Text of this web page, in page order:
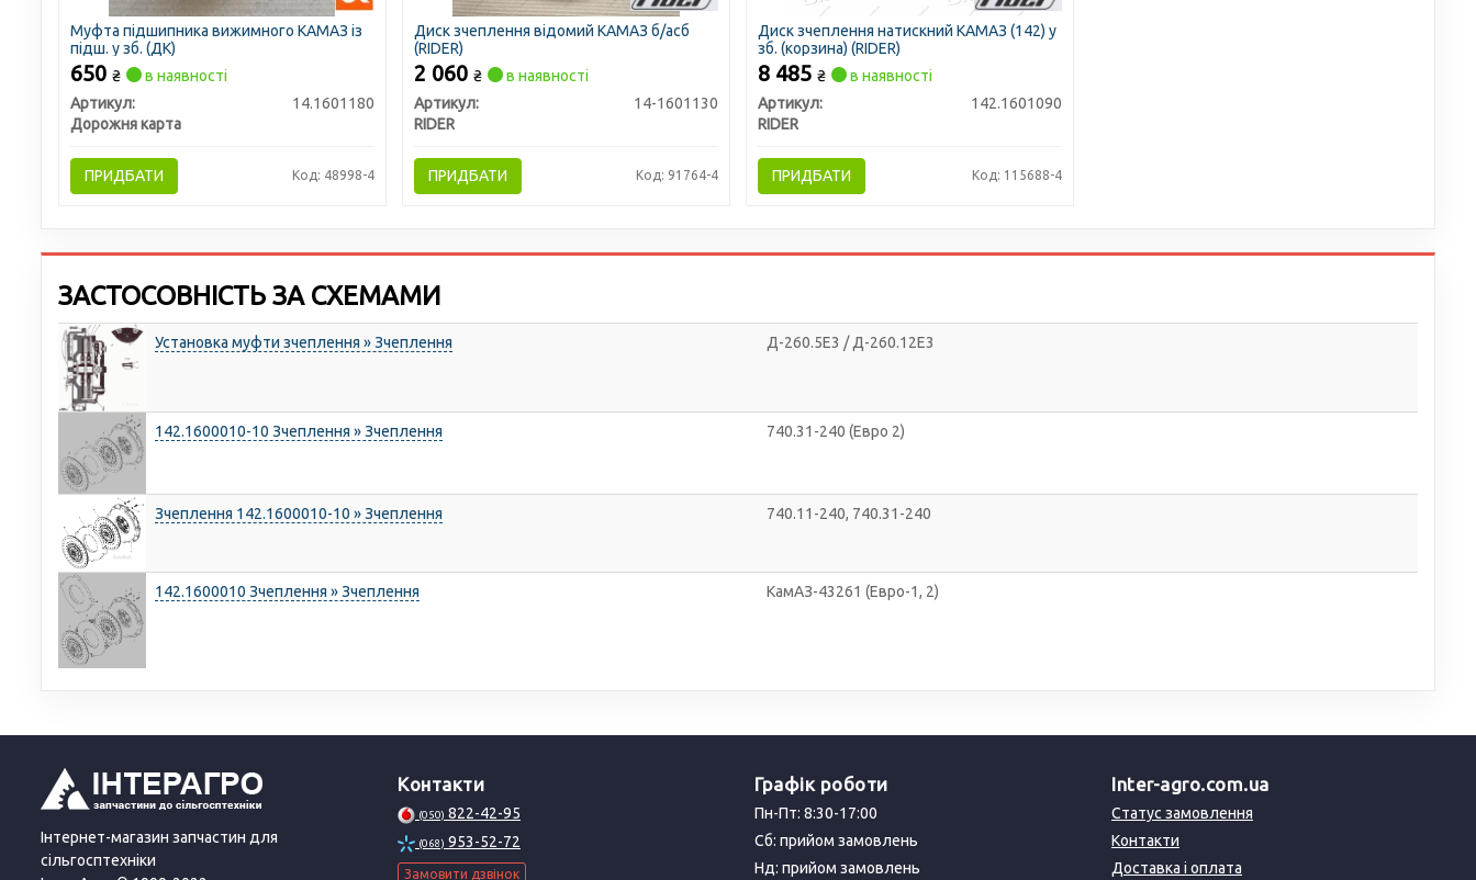
Муфта підшипника вижимного КАМАЗ із
підш. у зб. (ДК)
650 ₴
в наявності
Артикул:
14.1601180
Дорожня карта
ПРИДБАТИ Код: 48998-4
Диск зчеплення відомий КАМАЗ б/асб
(RIDER)
2 060 ₴
в наявності
Артикул:
14-1601130
RIDER
ПРИДБАТИ Код: 91764-4
Диск зчеплення натискний КАМАЗ (142) у
зб. (корзина) (RIDER)
8 485 ₴
в наявності
Артикул:
142.1601090
RIDER
ПРИДБАТИ Код: 115688-4
ЗАСТОСОВНІСТЬ ЗА СХЕМАМИ
Установка муфти зчеплення » Зчеплення Д-260.5Е3 / Д-260.12Е3
142.1600010-10 Зчеплення » Зчеплення 740.31-240 (Евро 2)
Зчеплення 142.1600010-10 » Зчеплення 740.11-240, 740.31-240
142.1600010 Зчеплення » Зчеплення КамАЗ-43261 (Евро-1, 2)
Інтернет-магазин запчастин для
сільгосптехніки
Контакти
(050) 822-42-95
(068) 953-52-72
Замовити дзвінок
Графік роботи
Пн-Пт: 8:30-17:00
Сб: прийом замовлень
Нд: прийом замовлень
Inter-agro.com.ua
Статус замовлення
Контакти
Доставка і оплата